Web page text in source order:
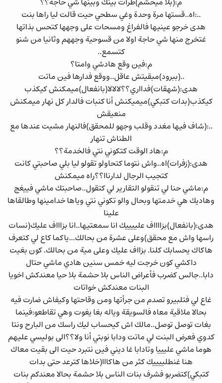
م:(بلا ميحشم)طرات بينك وبينها شي حاجة؟؟
..:اه..قستها مرة وحدة وغي سطحي حيت قالت ليا راها بنت
هدى خرجو عينيها فالفراغ ومسحات على وجهها كتحس بذاتها
غتخرج منها شي حاجة اولا من قسوحية وجههم وثانيا من شنو
كتسمع..
م:فين وقع هادشي وامتا؟
..(ببرود)مبقيتش عاقل..ووقع فدارها فين ماتت
هدى:(شهقات)فدااري؟؟لالالا(بانفعال)ميمكنش كيكذب
كيكذب(بدات كتبكي)ميميكنش أنا كنبات فالدار كل نهار ميمكنش
منعيقش
..:(شاف فيها مغدد وقلب وجهو للمحقق)فالنهار مشيت عندها مع
الطناش تنهار
م:هاد الوقت كتكوني نتي فالخدمة؟؟
هدى:(زفرات)اه..واش نتوما كتحاولو تقولو ليا بلي صاحبتي كانت
كتجيب الرجال لدارناا؟؟راه ميمكنش
م:ماشي حنا لي تنقولو التقارير لي كتقول..صاحبتك ماشي فييغج
وهاديك هي خدمتها وبحال والو تكوني نتي وياها خدامينها وطالقاها
علينا
هدى:(بانفعال)بزااااف علييييك انا سمعتيها..انا بزاااف عليك(نسات
راسها واش مع محقق)وعلى عشرة من بحالك...ياكما كاع لي كتعرف
هاكاك يحسابك كلنا. بزااف عليك وعلى مية من بحالك. كون بغيت
داكشي كون خرجت ليه خمس سنين هادي ماشي حتال
دابا..جالس كضرب فأعراض الناس بلا حشمة بلا حيا معندكش اخويا
البنات معندكش خواتات
غاع لي فتلبيرو تصدم من جرأتها ومن وقاحتها وكيفاش ضارت فيه
بحالا ملاقية معاه فالسويقة وياله بغا يغوت وهي تقاطعو:فينما
بغات توصل توصل..مالك اش كيحساب ليك راسك من البارح ونتا
كدوي فعرض البنت لي ماتت ودابا نوبتي أنا ولا؟؟الى بوليسي عليهم
هوما ماشي عليييا وتادابا غا ديني فين نتبرد حيت الى بقيت معاك
هنا غنطلييييك كثر من هاكااا(خلاها كترعد حتى بدات
كتبكي)كتضربو فشرف بنات الناس بلا حشمة بحالا معندكم بنات